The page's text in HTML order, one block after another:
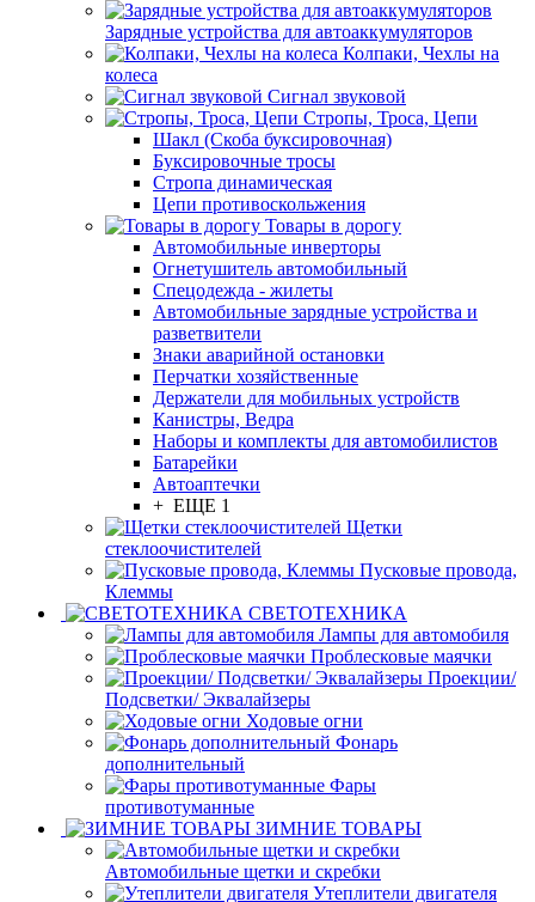
Зарядные устройства для автоаккумуляторов
Колпаки, Чехлы на
колеса
Сигнал звуковой
Стропы, Троса, Цепи
Шакл (Скоба буксировочная)
Буксировочные тросы
Стропа динамическая
Цепи противоскольжения
Товары в дорогу
Автомобильные инверторы
Огнетушитель автомобильный
Спецодежда - жилеты
Автомобильные зарядные устройства и
разветвители
Знаки аварийной остановки
Перчатки хозяйственные
Держатели для мобильных устройств
Канистры, Ведра
Наборы и комплекты для автомобилистов
Батарейки
Автоаптечки
+ ЕЩЕ 1
Щетки
стеклоочистителей
Пусковые провода,
Клеммы
СВЕТОТЕХНИКА
Лампы для автомобиля
Проблесковые маячки
Проекции/
Подсветки/ Эквалайзеры
Ходовые огни
Фонарь
дополнительный
Фары
противотуманные
ЗИМНИЕ ТОВАРЫ
Автомобильные щетки и скребки
Утеплители двигателя